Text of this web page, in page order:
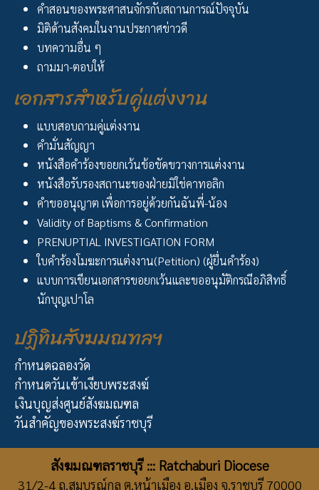
คำสอนของพระศาสนจักรกับสถานการณ์ปัจจุบัน
มิติด้านสังคมในงานประกาศข่าวดี
บทความอื่น ๆ
ถามมา-ตอบให้
เอกสารสำหรับคู่แต่งงาน
แบบสอบถามคู่แต่งงาน
คำมั่นสัญญา
หนังสือคำร้องขอยกเว้นข้อขัดขวางการแต่งงาน
หนังสือรับรองสถานะของฝ่ายมิใช่คาทอลิก
คำขออนุญาต เพื่อการอยู่ด้วยกันฉันพี่-น้อง
Validity of Baptisms & Confirmation
PRENUPTIAL INVESTIGATION FORM
ใบคำร้องโมฆะการแต่งงาน(Petition) (ผู้ยื่นคำร้อง)
แบบการเขียนเอกสารขอยกเว้นและขออนุมัติกรณีอภิสิทธิ์
นักบุญเปาโล
ปฏิทินสังฆมณฑลฯ
กำหนดฉลองวัด
กำหนดวันเข้าเงียบพระสงฆ์
เงินบุญส่งศูนย์สังฆมณฑล
วันสำคัญของพระสงฆ์ราชบุรี
สังฆมณฑลราชบุรี ::: Ratchaburi Diocese
31/2-4 ถ.สมบูรณ์กุล ต.หน้าเมือง อ.เมือง จ.ราชบุรี 70000